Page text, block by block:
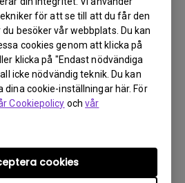
för att se till att du får den
besöker vår webbplats. Du kan
cookies genom att klicka på
klicka på "Endast nödvändiga
icke nödvändig teknik. Du kan
dina cookie-inställningar här. För
Cookiepolicy ochvår
cookies